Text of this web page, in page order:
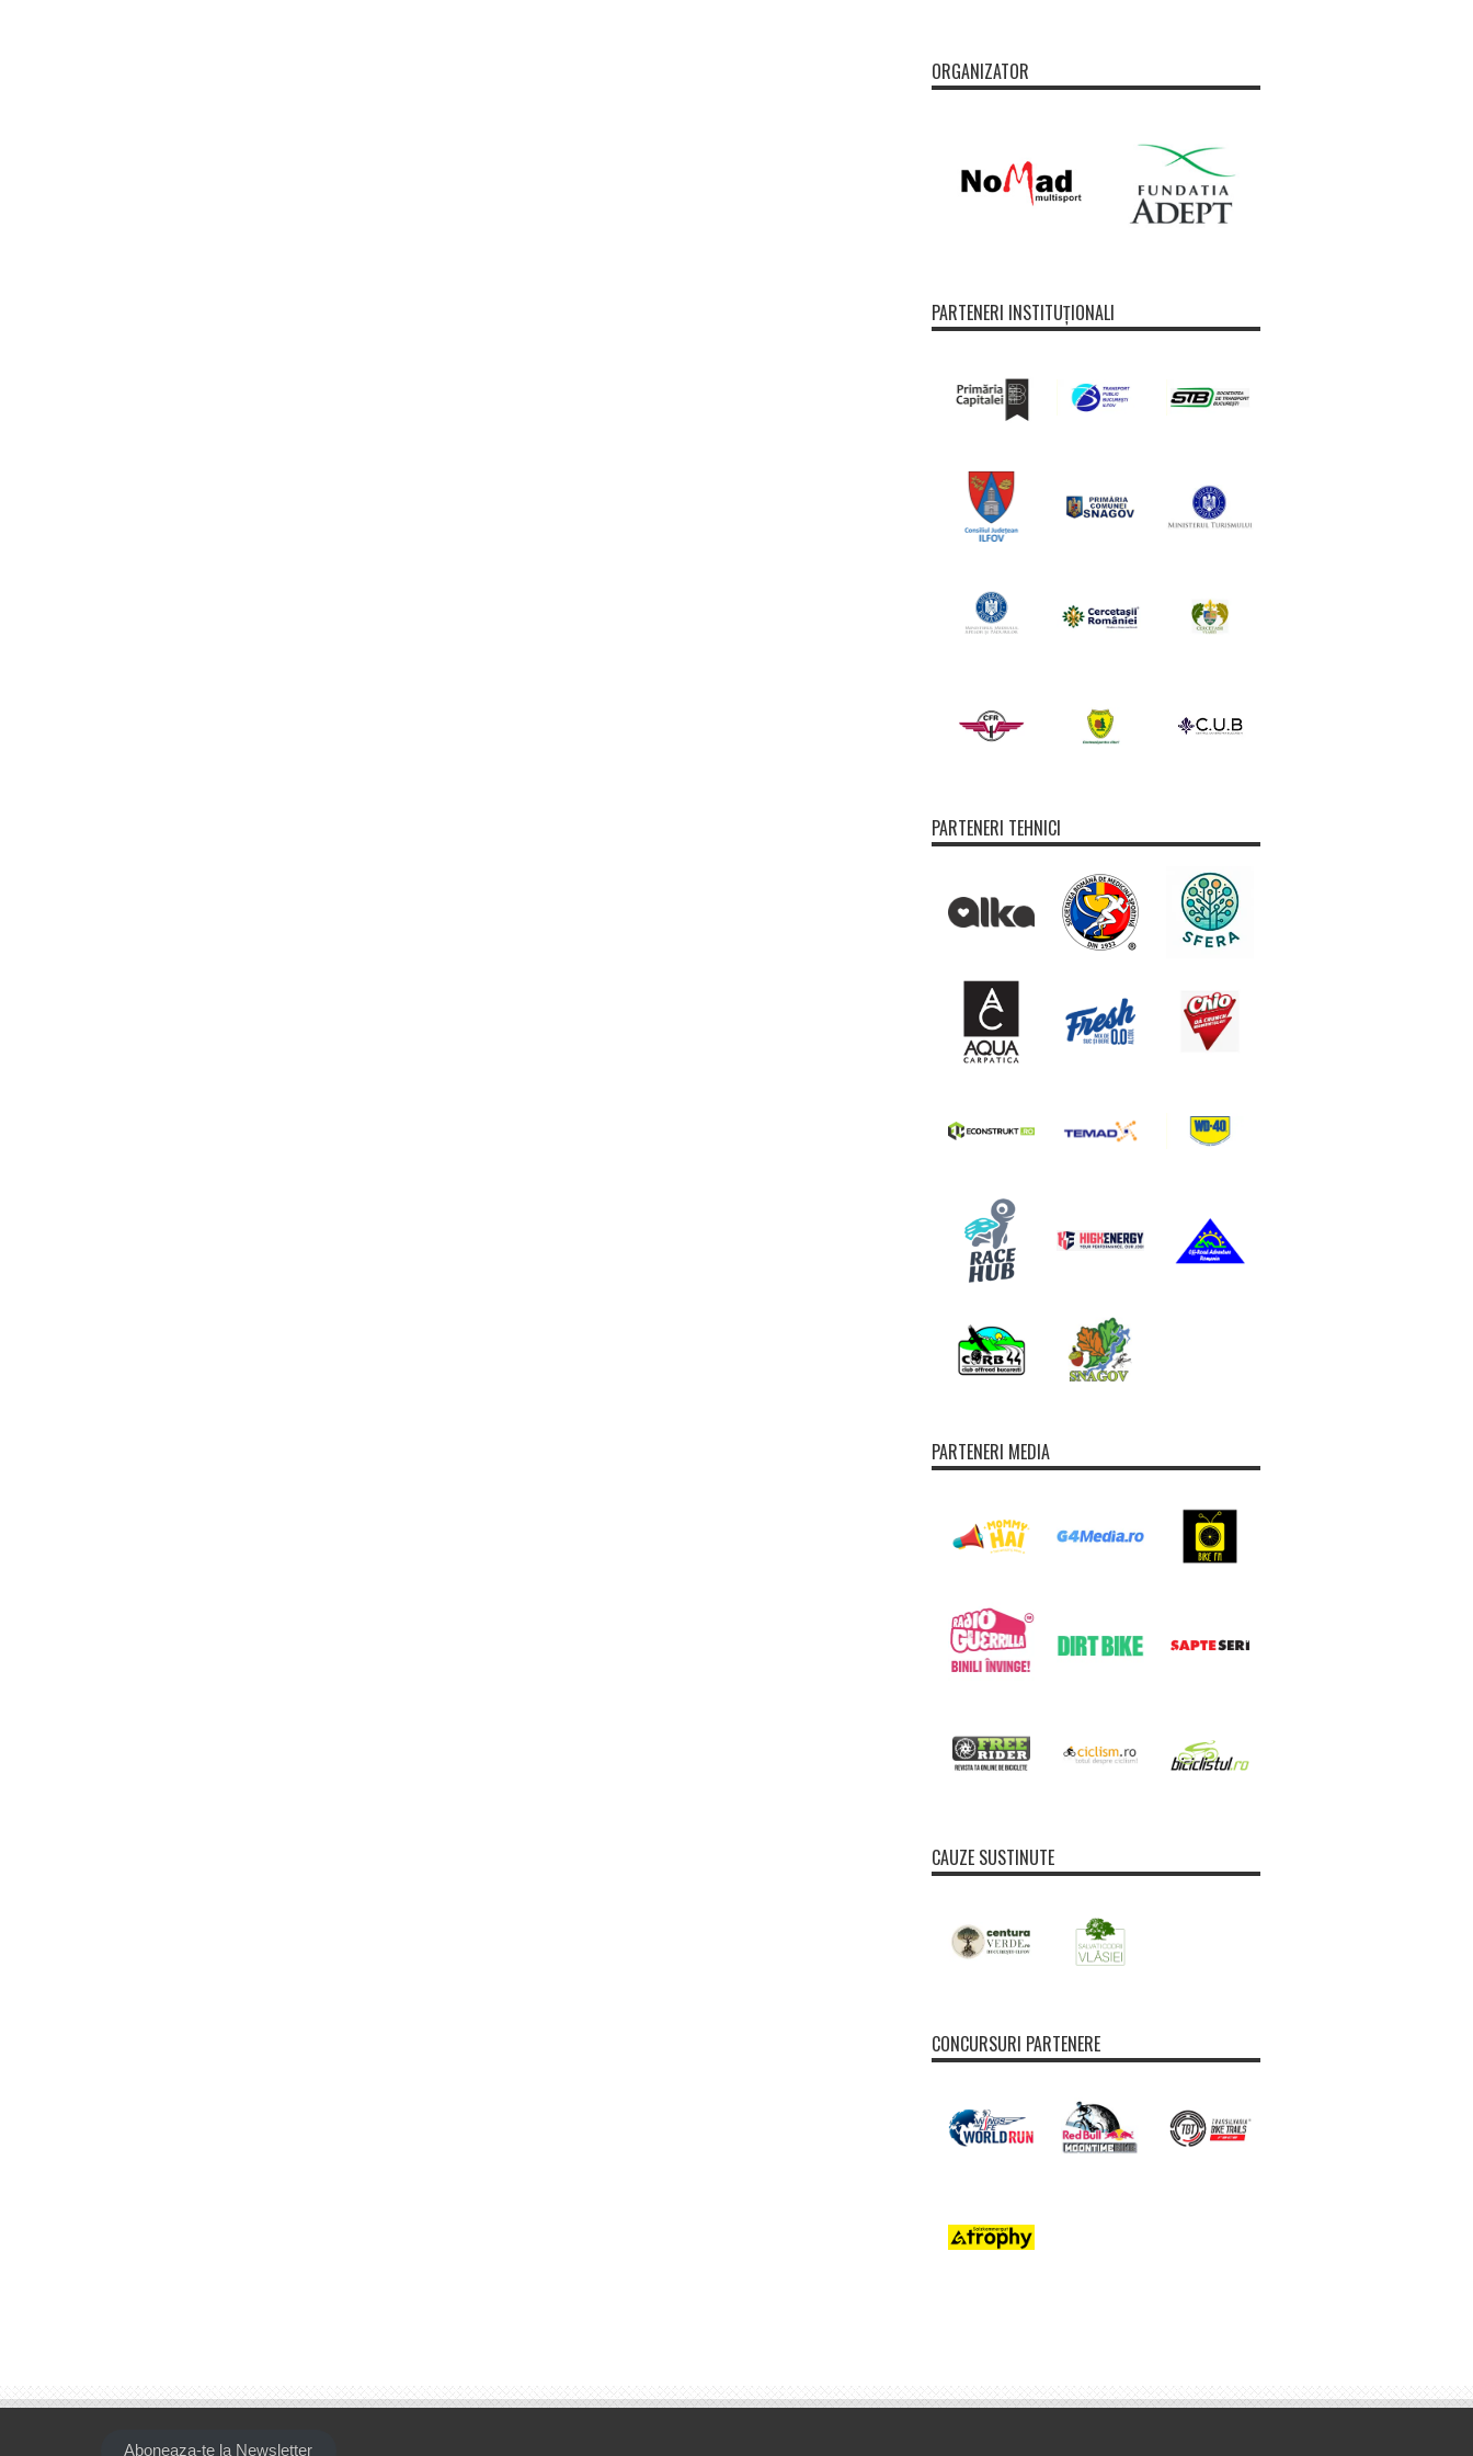
ORGANIZATOR
PARTENERI INSTITUȚIONALI
PARTENERI TEHNICI
PARTENERI MEDIA
CAUZE SUSTINUTE
CONCURSURI PARTENERE
Aboneaza-te la Newsletter